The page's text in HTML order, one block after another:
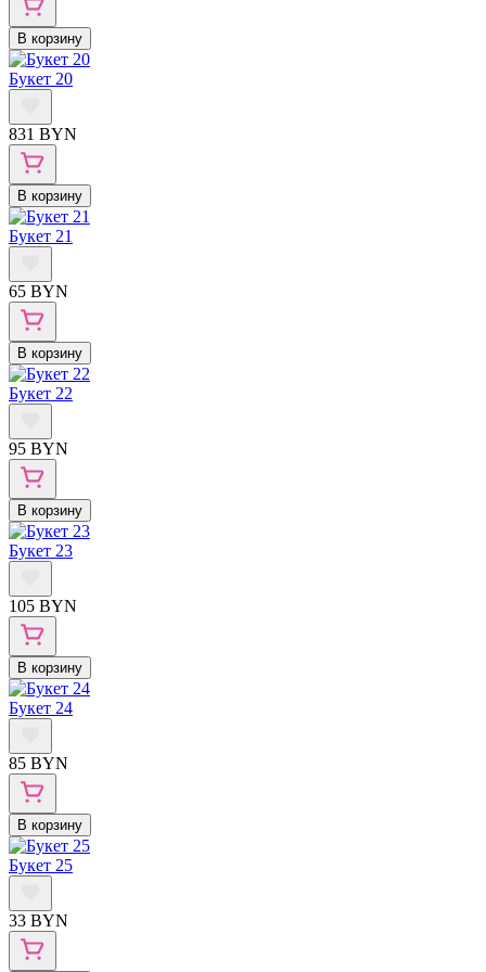
В корзину
Букет 20
831 BYN
В корзину
Букет 21
65 BYN
В корзину
Букет 22
95 BYN
В корзину
Букет 23
105 BYN
В корзину
Букет 24
85 BYN
В корзину
Букет 25
33 BYN